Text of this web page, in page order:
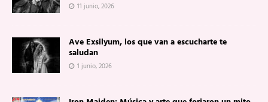
11 junio, 2026
Ave Exsilyum, los que van a escucharte te
saludan
1 junio, 2026